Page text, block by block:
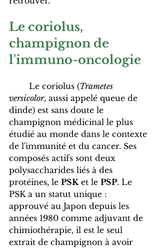
Le coriolus,
champignon de
l'immuno-oncologie
	Le coriolus (
Trametes
versicolor, aussi appelé queue de
dinde) est sans doute le
champignon médicinal le plus
étudié au monde dans le contexte
de l'immunité et du cancer. Ses
composés actifs sont deux
polysaccharides liés à des
protéines, le PSK et le PSP. Le
PSK a un statut unique :
approuvé au Japon depuis les
années 1980 comme adjuvant de
chimiothérapie, il est le seul
extrait de champignon à avoir